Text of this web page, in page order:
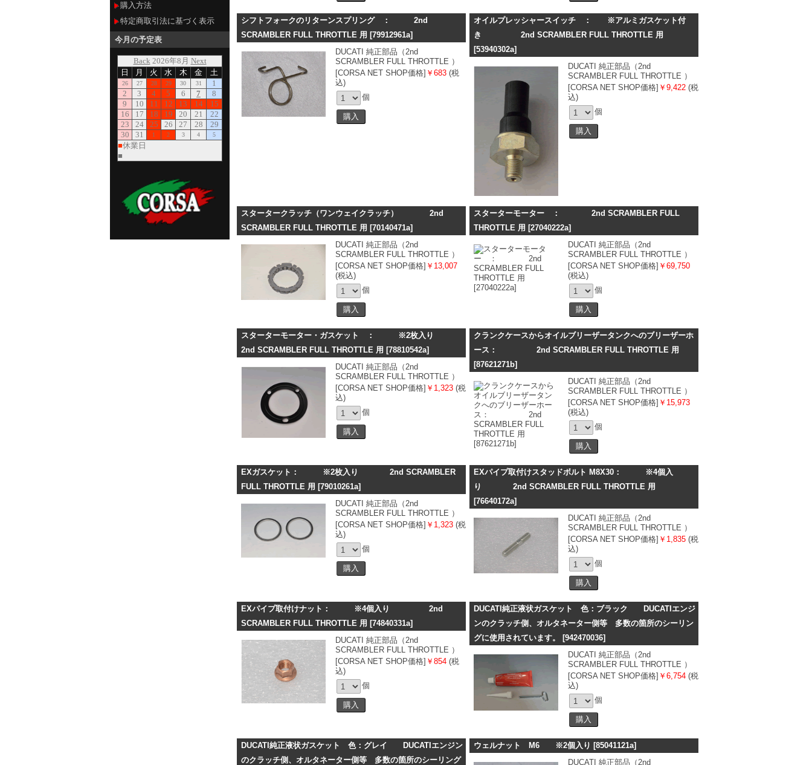
シフトフォークのリターンスプリング ： 2nd
SCRAMBLER FULL THROTTLE 用 [79912961a]
DUCATI 純正部品（2nd
SCRAMBLER FULL THROTTLE ）
[CORSA NET SHOP価格] ￥683 (税
込)
個
オイルプレッシャースイッチ ： ※アルミガスケット付
き 2nd SCRAMBLER FULL THROTTLE 用
[53940302a]
DUCATI 純正部品（2nd
SCRAMBLER FULL THROTTLE ）
[CORSA NET SHOP価格] ￥9,422 (税
込)
個
スタータークラッチ（ワンウェイクラッチ） 2nd
SCRAMBLER FULL THROTTLE 用 [70140471a]
DUCATI 純正部品（2nd
SCRAMBLER FULL THROTTLE ）
[CORSA NET SHOP価格] ￥13,007
(税込)
個
スターターモーター ： 2nd SCRAMBLER FULL
THROTTLE 用 [27040222a]
DUCATI 純正部品（2nd
SCRAMBLER FULL THROTTLE ）
[CORSA NET SHOP価格] ￥69,750
(税込)
個
スターターモーター・ガスケット ： ※2枚入り
2nd SCRAMBLER FULL THROTTLE 用 [78810542a]
DUCATI 純正部品（2nd
SCRAMBLER FULL THROTTLE ）
[CORSA NET SHOP価格] ￥1,323 (税
込)
個
クランクケースからオイルブリーザータンクへのブリーザーホ
ース： 2nd SCRAMBLER FULL THROTTLE 用
[87621271b]
DUCATI 純正部品（2nd
SCRAMBLER FULL THROTTLE ）
[CORSA NET SHOP価格] ￥15,973
(税込)
個
EXガスケット： ※2枚入り 2nd SCRAMBLER
FULL THROTTLE 用 [79010261a]
DUCATI 純正部品（2nd
SCRAMBLER FULL THROTTLE ）
[CORSA NET SHOP価格] ￥1,323 (税
込)
個
EXパイプ取付けスタッドボルト M8X30： ※4個入
り 2nd SCRAMBLER FULL THROTTLE 用
[76640172a]
DUCATI 純正部品（2nd
SCRAMBLER FULL THROTTLE ）
[CORSA NET SHOP価格] ￥1,835 (税
込)
個
EXパイプ取付けナット： ※4個入り 2nd
SCRAMBLER FULL THROTTLE 用 [74840331a]
DUCATI 純正部品（2nd
SCRAMBLER FULL THROTTLE ）
[CORSA NET SHOP価格] ￥854 (税
込)
個
DUCATI純正液状ガスケット 色：ブラック DUCATIエンジ
ンのクラッチ側、オルタネーター側等 多数の箇所のシーリン
グに使用されています。
[942470036]
DUCATI 純正部品（2nd
SCRAMBLER FULL THROTTLE ）
[CORSA NET SHOP価格] ￥6,754 (税
込)
個
DUCATI純正液状ガスケット 色：グレイ DUCATIエンジン
のクラッチ側、オルタネーター側等 多数の箇所のシーリング
ウェルナット M6 ※2個入り [85041121a]
DUCATI 純正部品（2nd
購入方法
特定商取引法に基づく表示
今月の予定表